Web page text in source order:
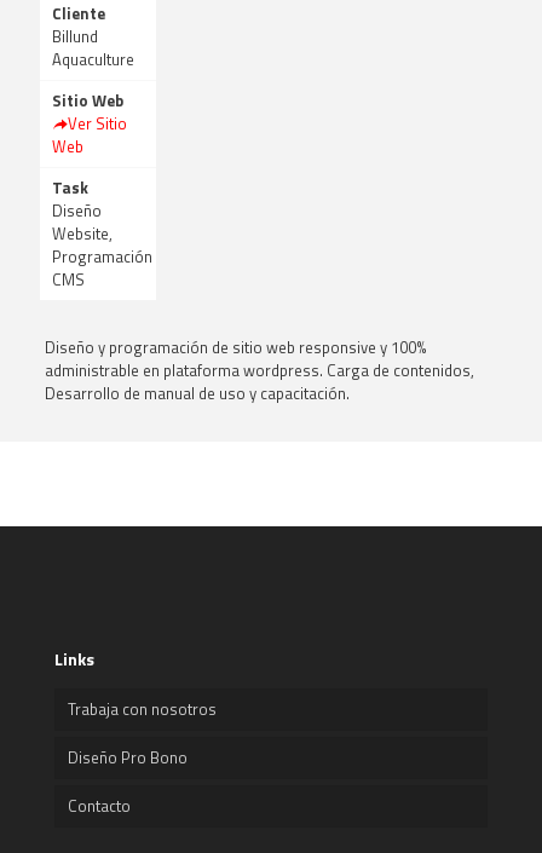
Cliente
Billund
Aquaculture
Sitio Web
Ver Sitio
Web
Task
Diseño
Website,
Programación
CMS
Diseño y programación de sitio web responsive y 100%
administrable en plataforma wordpress. Carga de contenidos,
Desarrollo de manual de uso y capacitación.
Links
Trabaja con nosotros
Diseño Pro Bono
Contacto